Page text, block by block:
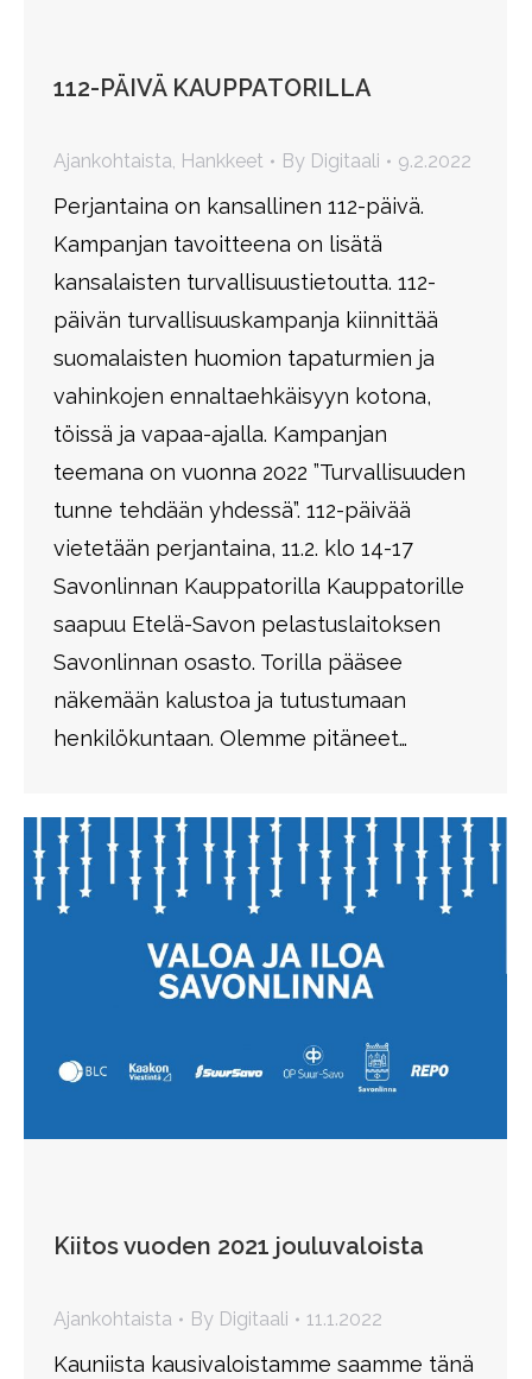
112-PÄIVÄ KAUPPATORILLA
Ajankohtaista, Hankkeet By Digitaali 9.2.2022
Perjantaina on kansallinen 112-päivä.
Kampanjan tavoitteena on lisätä
kansalaisten turvallisuustietoutta. 112-
päivän turvallisuuskampanja kiinnittää
suomalaisten huomion tapaturmien ja
vahinkojen ennaltaehkäisyyn kotona,
töissä ja vapaa-ajalla. Kampanjan
teemana on vuonna 2022 ”Turvallisuuden
tunne tehdään yhdessä”. 112-päivää
vietetään perjantaina, 11.2. klo 14-17
Savonlinnan Kauppatorilla Kauppatorille
saapuu Etelä-Savon pelastuslaitoksen
Savonlinnan osasto. Torilla pääsee
näkemään kalustoa ja tutustumaan
henkilökuntaan. Olemme pitäneet…
Kiitos vuoden 2021 jouluvaloista
Ajankohtaista By Digitaali 11.1.2022
Kauniista kausivaloistamme saamme tänä